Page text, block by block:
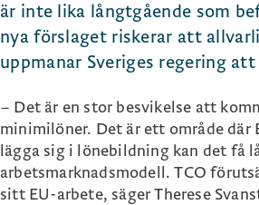
är inte lika långtgående som
nya förslaget riskerar att
uppmanar Sveriges regering
– Det är en stor besvikelse att
minimilöner. Det är ett område
lägga sig i lönebildning kan det få
arbetsmarknadsmodell. TCO
sitt EU-arbete, säger Therese